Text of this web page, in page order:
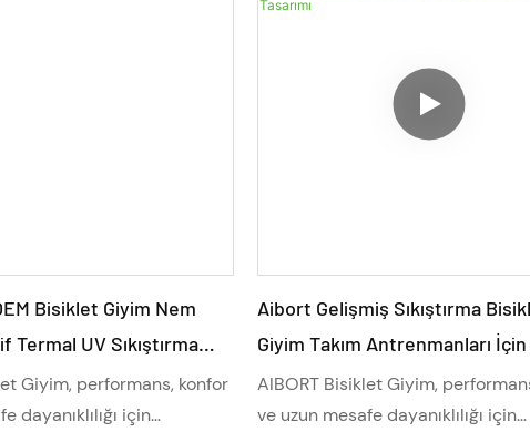
Bisiklet Giyim Nem
Termal UV Sıkıştırma
Kulüp Yarışları İçin Büyük
Giyim, performans, konfor
dayanıklılığı için
Aibort Gelişmiş Sıkıştırma
Giyim Takım Antrenmanları
Termal ve Esnek Hızlı Kuruyan
Büyük Beden Seçenekleri OEM
AIBORT Bisiklet Giyim,
ve uzun mesafe dayanıklılığı için